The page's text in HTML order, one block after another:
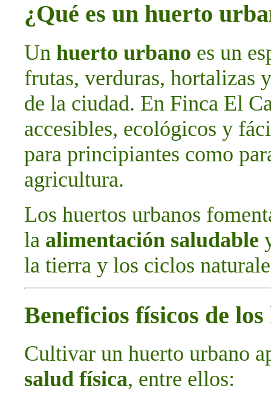
¿Qué es un huerto
Un huerto urbano es un
frutas, verduras, hortalizas
de la ciudad. En Finca El
accesibles, ecológicos y
para principiantes como
agricultura.
Los huertos urbanos
la alimentación saludable
la tierra y los ciclos
Beneficios físicos de
Cultivar un huerto urbano
salud física, entre ellos: